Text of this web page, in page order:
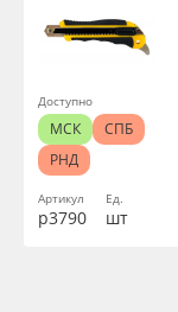
Артикул
р3790
Ед.
шт
Доступно
МСК
СПБ
РНД